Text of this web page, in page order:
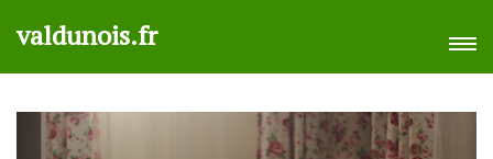
au
contenu
Entrée)
valdunois.fr